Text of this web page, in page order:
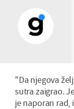
"Da njegova
sutra zaigrao.
je naporan